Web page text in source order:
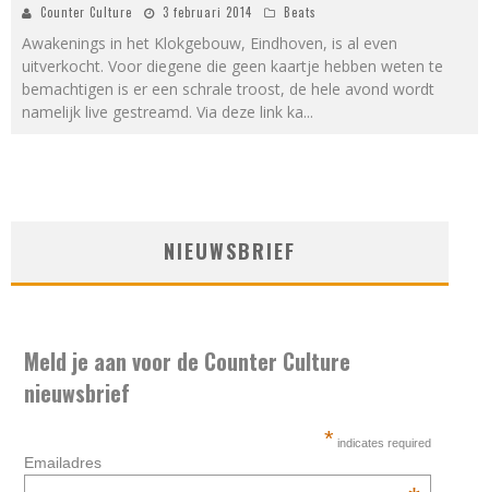
Counter Culture 3 februari 2014 Beats
Awakenings in het Klokgebouw, Eindhoven, is al even
uitverkocht. Voor diegene die geen kaartje hebben weten te
bemachtigen is er een schrale troost, de hele avond wordt
namelijk live gestreamd. Via deze link ka...
NIEUWSBRIEF
Meld je aan voor de Counter Culture
nieuwsbrief
* indicates required
Emailadres